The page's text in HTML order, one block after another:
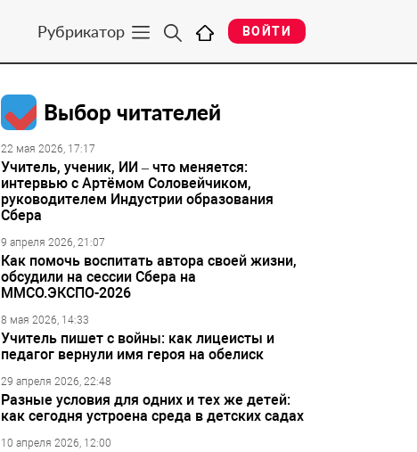
Рубрикатор ВОЙТИ
Выбор читателей
22 мая 2026, 17:17
Учитель, ученик, ИИ – что меняется:
интервью с Артёмом Соловейчиком,
руководителем Индустрии образования
Сбера
9 апреля 2026, 21:07
Как помочь воспитать автора своей жизни,
обсудили на сессии Сбера на
ММСО.ЭКСПО-2026
8 мая 2026, 14:33
Учитель пишет с войны: как лицеисты и
педагог вернули имя героя на обелиск
29 апреля 2026, 22:48
Разные условия для одних и тех же детей:
как сегодня устроена среда в детских садах
10 апреля 2026, 12:00